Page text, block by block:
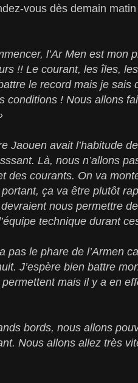
vous dès demain
l’Ar Men est mon
!! Le courant, les îles,
le record mais je sais
! Nous allons
Jaouen avait l’habitude
Là, nous n’allons
des courants. On va
ça va être plutôt
nous permettre
technique durant
pas le phare de l’Armen
J’espère bien battre
mais il y a en
bords, nous allons
Nous allons allez très